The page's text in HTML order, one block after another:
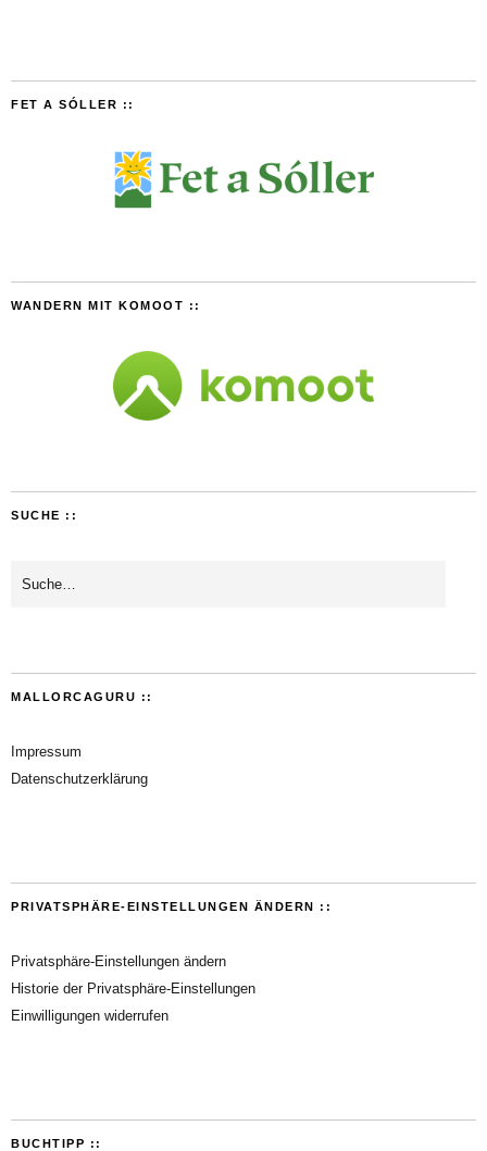
FET A SÓLLER ::
WANDERN MIT KOMOOT ::
SUCHE ::
MALLORCAGURU ::
Impressum
Datenschutzerklärung
PRIVATSPHÄRE-EINSTELLUNGEN ÄNDERN ::
Privatsphäre-Einstellungen ändern
Historie der Privatsphäre-Einstellungen
Einwilligungen widerrufen
BUCHTIPP ::